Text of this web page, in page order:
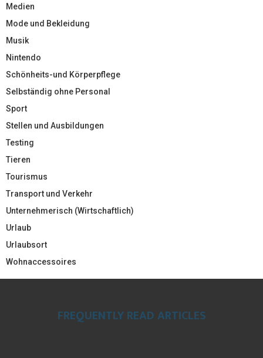
Medien
Mode und Bekleidung
Musik
Nintendo
Schönheits-und Körperpflege
Selbständig ohne Personal
Sport
Stellen und Ausbildungen
Testing
Tieren
Tourismus
Transport und Verkehr
Unternehmerisch (Wirtschaftlich)
Urlaub
Urlaubsort
Wohnaccessoires
FREQUENTLY READ ARTICLES